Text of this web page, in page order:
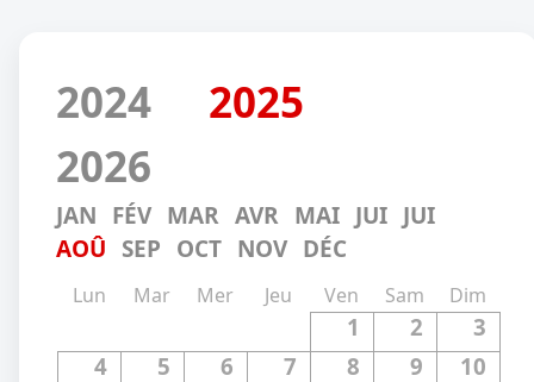
2024
2025
2026
JAN FÉV MAR AVR MAI JUI JUI
AOÛ SEP OCT NOV DÉC
Lun Mar Mer Jeu Ven Sam Dim
1 2
3
4
5 6 7 8 9
10